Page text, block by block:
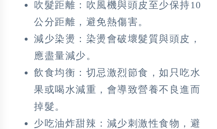
吹髮距離：吹風機與頭皮至少保持10
公分距離，避免熱傷害。
減少染燙：染燙會破壞髮質與頭皮，
應盡量減少。
飲食均衡：切忌激烈節食，如只吃水
果或喝水減重，會導致營養不良進而
掉髮。
少吃油炸甜辣：減少刺激性食物，避